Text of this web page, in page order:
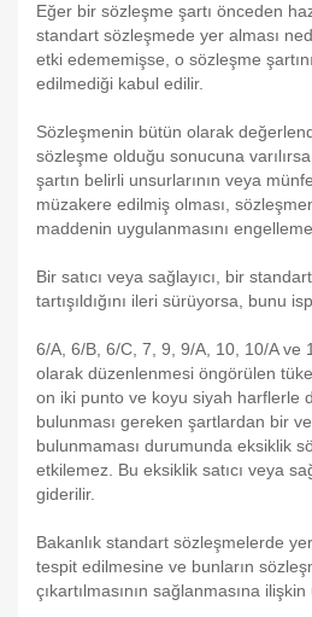
Eğer bir sözleşme şartı önceden
standart sözleşmede yer alması
etki edememişse, o sözleşme
edilmediği kabul edilir.
Sözleşmenin bütün olarak
sözleşme olduğu sonucuna
şartın belirli unsurlarının veya
müzakere edilmiş olması,
maddenin uygulanmasını
Bir satıcı veya sağlayıcı, bir
tartışıldığını ileri sürüyorsa, bunu
6/A, 6/B, 6/C, 7, 9, 9/A, 10, 10/A ve
olarak düzenlenmesi öngörülen
on iki punto ve koyu siyah harflerle
bulunması gereken şartlardan bir
bulunmaması durumunda eksiklik
etkilemez. Bu eksiklik satıcı veya
giderilir.
Bakanlık standart sözleşmelerde
tespit edilmesine ve bunların
çıkartılmasının sağlanmasına